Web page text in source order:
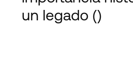
un legado ()